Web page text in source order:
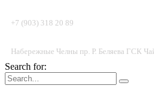
+7 (903) 318 20 89
Набережные Челны пр. Р. Беляева ГСК
Search for: